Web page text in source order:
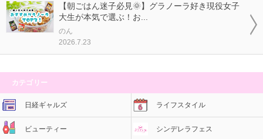
【朝ごはん迷子必見🌞】グラノーラ好き現役女子
大生が本気で選ぶ！お...
のん
2026.7.23
カテゴリー
日経ギャルズ ライフスタイル
ビューティー シンデレラフェス